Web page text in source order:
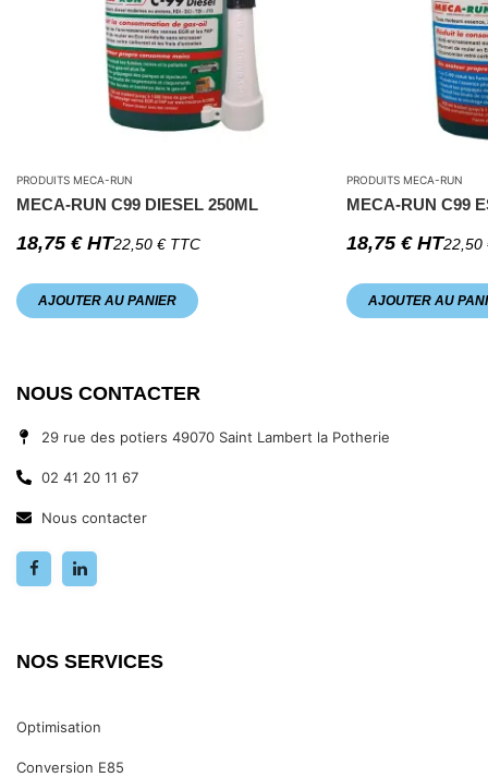
PRODUITS MECA-RUN
MECA-RUN C99 DIESEL 250ML
18,75 €HT22,50 €TTC
AJOUTER AU PANIER
PRODUITS MECA-RUN
MECA-RUN C99
18,75 €HT22,50
AJOUTER AU
NOUS CONTACTER
29 rue des potiers 49070 Saint Lambert la Potherie
02 41 20 11 67
Nous contacter
NOS SERVICES
Optimisation
Conversion E85